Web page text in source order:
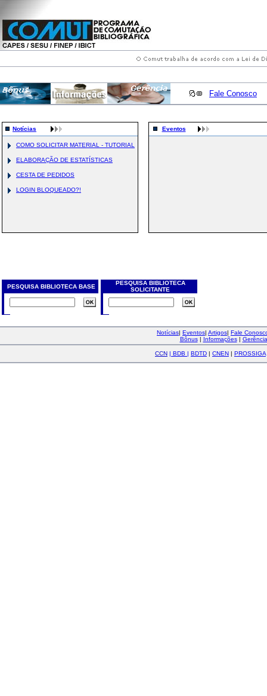
Fale Conosco
Notícias
COMO SOLICITAR MATERIAL - TUTORIAL
ELABORAÇÃO DE ESTATÍSTICAS
CESTA DE PEDIDOS
LOGIN BLOQUEADO?!
Eventos
PESQUISA BIBLIOTECA BASE
PESQUISA BIBLIOTECA
SOLICITANTE
Notícias| Eventos| Artigos| Fale
Bônus| Informações| Gerência
CCN | BDB | BDTD | CNEN | PROSSIGA